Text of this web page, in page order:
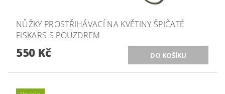
NŮŽKY PROSTŘIHÁVACÍ NA KVĚTINY ŠPIČATÉ
FISKARS S POUZDREM
550 Kč